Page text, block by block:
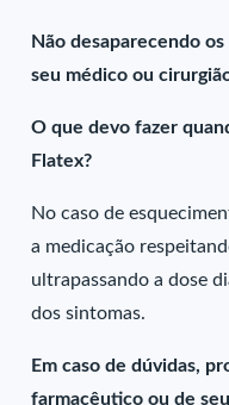
Não desaparecendo
seu médico ou
O que devo fazer
Flatex?
No caso de
a medicação
ultrapassando a dose
dos sintomas.
Em caso de dúvidas,
farmacêutico ou de